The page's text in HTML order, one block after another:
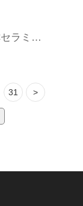
現代暖房器具はグラフェン、PTCセラミックスなどの材料と遠赤外放射などの技術によって速熱を実現し、知能温度制御、周波数変換などの省エネ特性に基づいてエネルギー消費を低減するとともに、居浴両用、遠隔制御APP制御、加湿乾燥などの機能を通じて、ユーザーの異なるシーン、異なる使用習慣の下での多様なニーズを満たす。
31 >